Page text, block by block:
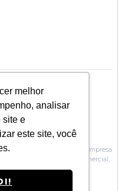
melhor
analisar
site e
este site, você
o Nº 10.0100188, é uma empresa
no atendimento comercial,
de seguros.